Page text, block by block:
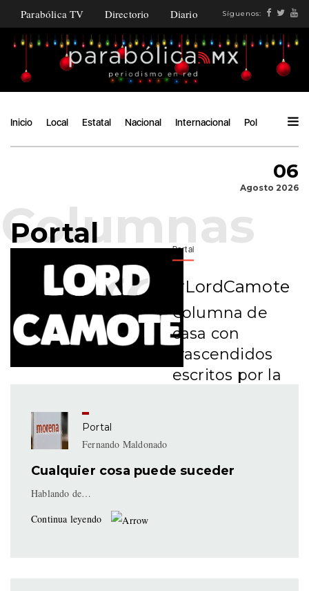
Parabólica TV Directorio Diario Síguenos:
Inicio Local Estatal Nacional Internacional Política
06
Agosto 2026
Portal Portal
#LordCamote
Columna de
casa con
trascendidos
escritos por la
Portal
Fernando Maldonado
Cualquier cosa puede suceder
Hablando de…
Continua leyendo